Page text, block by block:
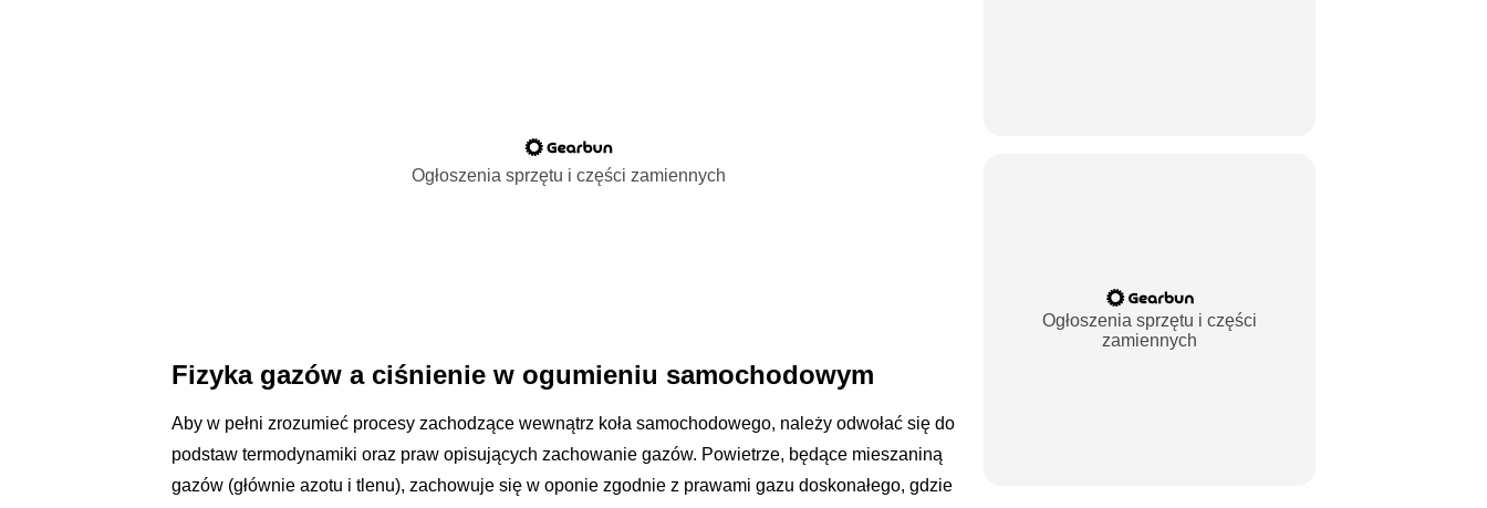
Ogłoszenia sprzętu i części zamiennych
Fizyka gazów a ciśnienie w ogumieniu samochodowym
Aby w pełni zrozumieć procesy zachodzące wewnątrz koła samochodowego, należy odwołać się do
podstaw termodynamiki oraz praw opisujących zachowanie gazów. Powietrze, będące mieszaniną
gazów (głównie azotu i tlenu), zachowuje się w oponie zgodnie z prawami gazu doskonałego, gdzie
Ogłoszenia sprzętu i części
zamiennych